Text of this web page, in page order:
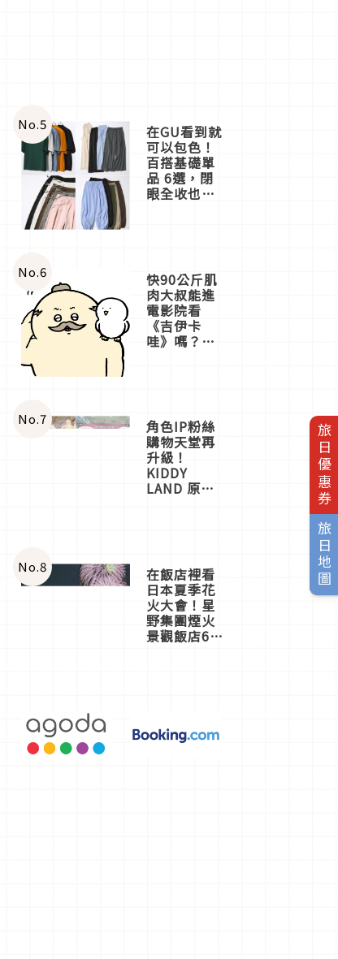
旅日優惠券
旅日地圖
No.5 在GU看到就
可以包色！
百搭基礎單
品 6選，閉
眼全收也不
No.6 快90公斤肌
肉大叔能進
電影院看
《吉伊卡
哇》嗎？日
一同給出了
答案
No.7 角色IP粉絲
購物天堂再
升級！
KIDDY
LAND 原宿
店3分即達
No.8 在飯店裡看
日本夏季花
火大會！星
野集團煙火
景觀飯店6